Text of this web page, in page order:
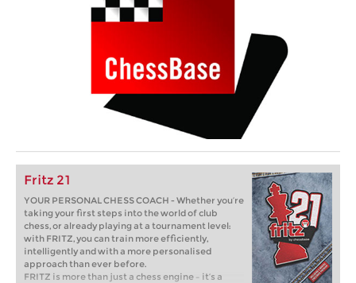
Fritz 21
YOUR PERSONAL CHESS COACH - Whether you’re
taking your first steps into the world of club
chess, or already playing at a tournament level:
with FRITZ, you can train more efficiently,
intelligently and with a more personalised
approach than ever before.
FRITZ is more than just a chess engine – it’s a